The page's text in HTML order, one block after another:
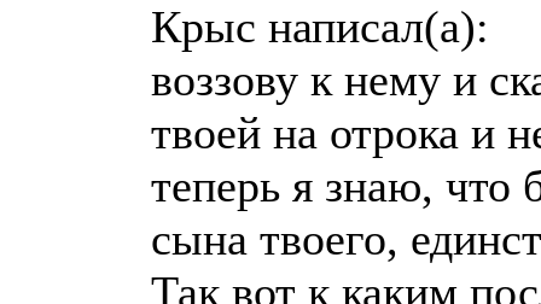
Крыс написал(а):
воззову к нему и
твоей на отрока и
теперь я знаю, что
сына твоего,
Так вот к каким